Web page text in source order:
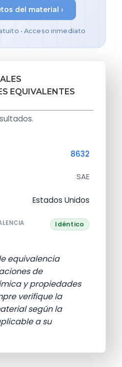
del material ›
• Acceso inmediato
EQUIVALENTES
8632
SAE
Estados Unidos
Idéntico
equivalencia
de
y propiedades
verifique la
según la
a su